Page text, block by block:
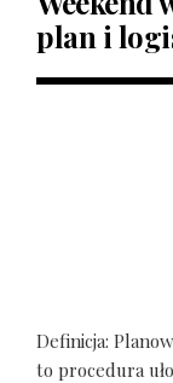
plan i
Definicja:
to procedura